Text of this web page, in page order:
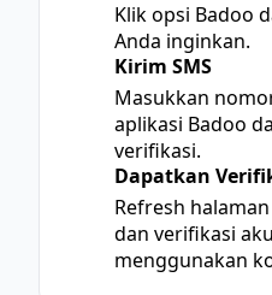
Klik opsi Badoo
Anda inginkan.
Kirim SMS
Masukkan
aplikasi Badoo
verifikasi.
Dapatkan
Refresh
dan verifikasi
menggunakan